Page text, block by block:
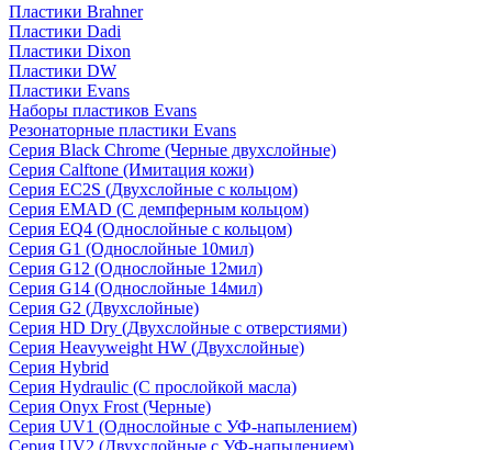
Пластики Brahner
Пластики Dadi
Пластики Dixon
Пластики DW
Пластики Evans
Наборы пластиков Evans
Резонаторные пластики Evans
Серия Black Chrome (Черные двухслойные)
Серия Calftone (Имитация кожи)
Серия EC2S (Двухслойные с кольцом)
Серия EMAD (С демпферным кольцом)
Серия EQ4 (Однослойные с кольцом)
Серия G1 (Однослойные 10мил)
Серия G12 (Однослойные 12мил)
Серия G14 (Однослойные 14мил)
Серия G2 (Двухслойные)
Серия HD Dry (Двухслойные с отверстиями)
Серия Heavyweight HW (Двухслойные)
Серия Hybrid
Серия Hydraulic (С прослойкой масла)
Серия Onyx Frost (Черные)
Серия UV1 (Однослойные с УФ-напылением)
Серия UV2 (Двухслойные с УФ-напылением)